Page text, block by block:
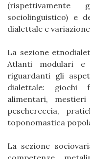
(rispettivamente
sociolinguistico) e
dialettale e
La sezione
Atlanti modulari e
riguardanti gli
dialettale: giochi
alimentari,
peschereccia,
toponomastica
La sezione